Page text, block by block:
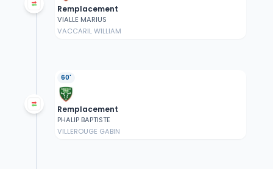
Remplacement
VIALLE MARIUS
VACCARIL WILLIAM
60'
Remplacement
PHALIP BAPTISTE
VILLEROUGE GABIN